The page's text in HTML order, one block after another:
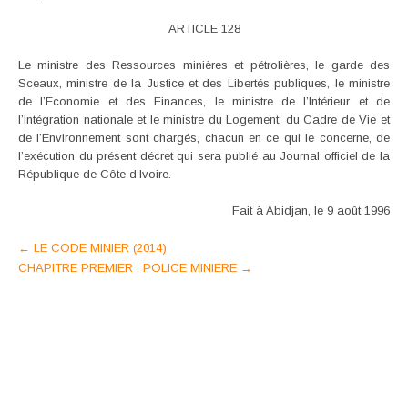
ARTICLE 128
Le ministre des Ressources minières et pétrolières, le garde des
Sceaux, ministre de la Justice et des Libertés publiques, le ministre
de l’Economie et des Finances, le ministre de l’Intérieur et de
l’Intégration nationale et le ministre du Logement, du Cadre de Vie et
de l’Environnement sont chargés, chacun en ce qui le concerne, de
l’exécution du présent décret qui sera publié au Journal officiel de la
République de Côte d’Ivoire.
Fait à Abidjan, le 9 août 1996
Post
navigation
← LE CODE MINIER (2014)
CHAPITRE PREMIER : POLICE MINIERE →